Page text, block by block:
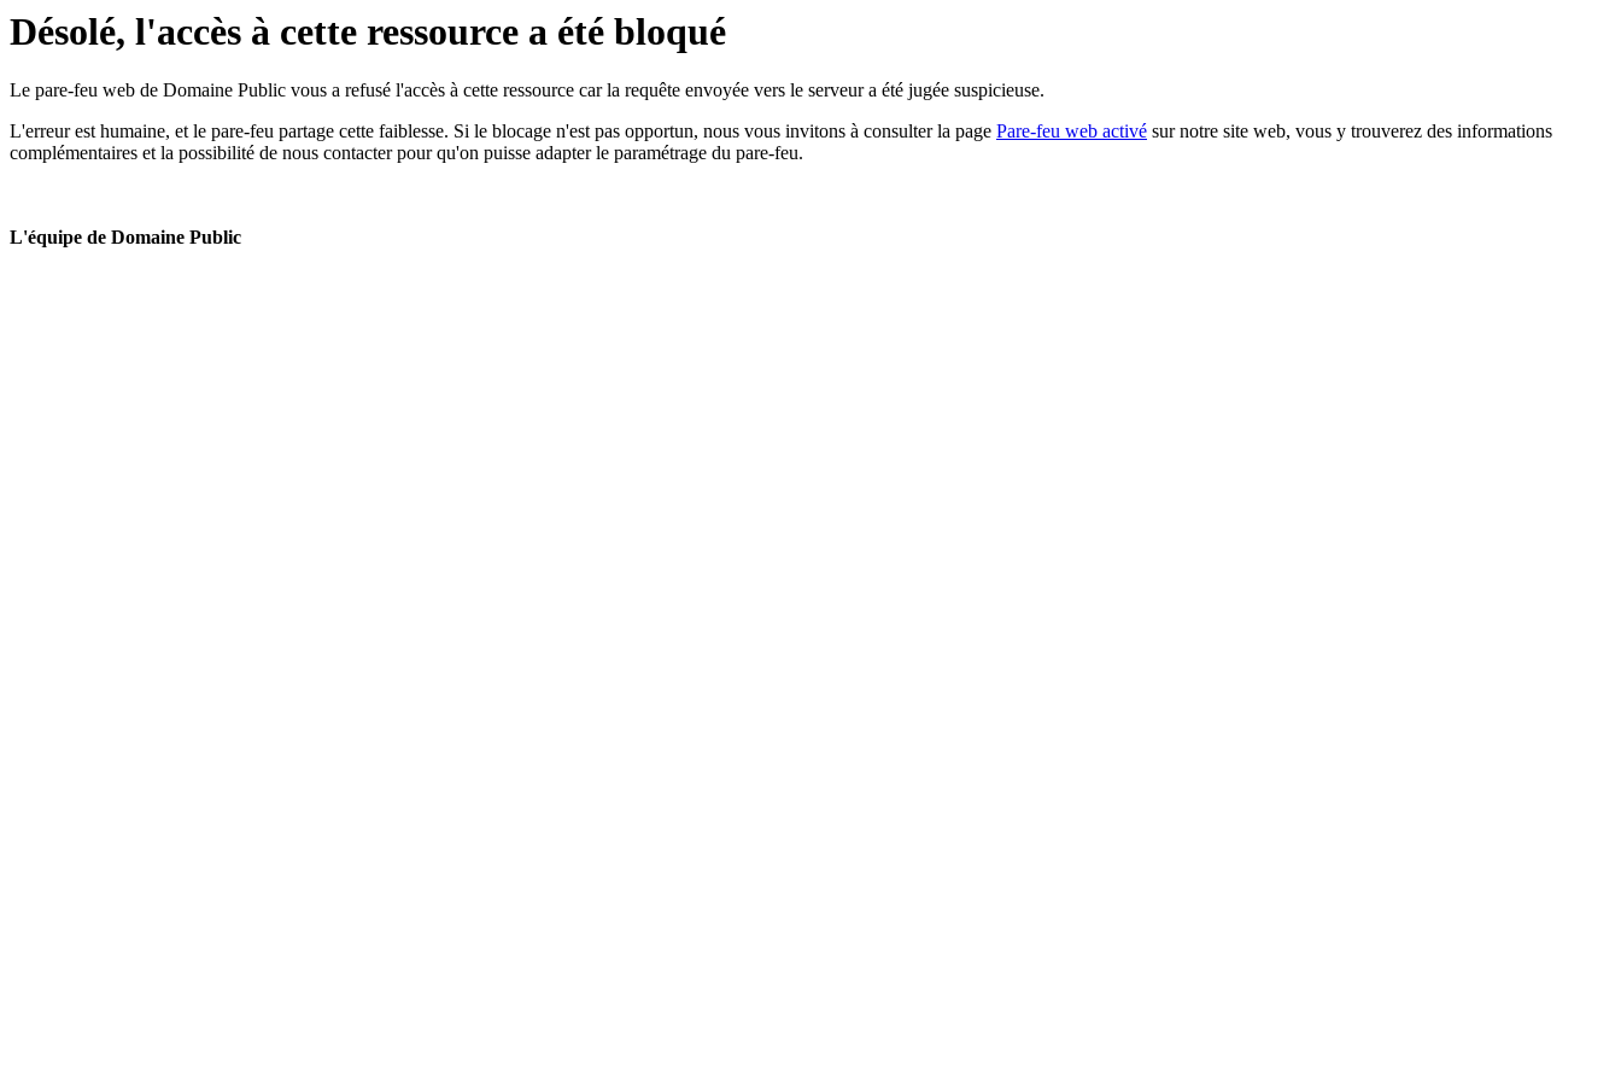
Désolé, l'accès à cette ressource a été bloqué
Le pare-feu web de Domaine Public vous a refusé l'accès à cette ressource car la requête envoyée vers le serveur a été jugée suspicieuse.
L'erreur est humaine, et le pare-feu partage cette faiblesse. Si le blocage n'est pas opportun, nous vous invitons à consulter la page Pare-feu web activé sur notre site web, vous y trouverez des informations
complémentaires et la possibilité de nous contacter pour qu'on puisse adapter le paramétrage du pare-feu.
L'équipe de Domaine Public